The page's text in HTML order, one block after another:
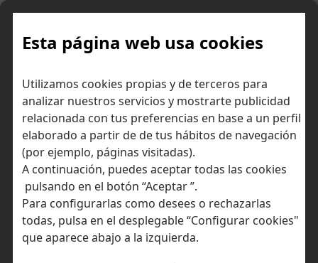
Esta página web usa cookies
Utilizamos cookies propias y de terceros para
analizar nuestros servicios y mostrarte publicidad
relacionada con tus preferencias en base a un perfil
elaborado a partir de de tus hábitos de navegación
(por ejemplo, páginas visitadas).
A continuación, puedes aceptar todas las cookies
pulsando en el botón “Aceptar ”.
Para configurarlas como desees o rechazarlas
todas, pulsa en el desplegable “Configurar cookies"
que aparece abajo a la izquierda.
Skip
Ir a Self Bank »
El Blog de Self
Bank